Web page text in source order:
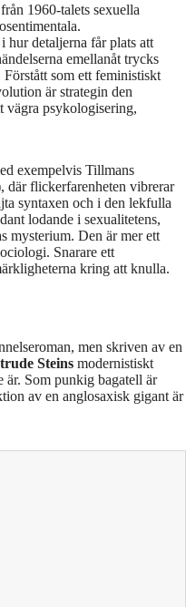
1960-talets sexuella
hur detaljerna får plats att
emellanåt trycks
som ett feministiskt
är strategin den
vägra psykologisering,
exempelvis Tillmans
där flickerfarenheten vibrerar
syntaxen och i den lekfulla
lodande i sexualitetens,
mysterium. Den är mer ett
Snarare ett
kring att knulla.
men skriven av en
Steins modernistiskt
är. Som punkig bagatell är
av en anglosaxisk gigant är